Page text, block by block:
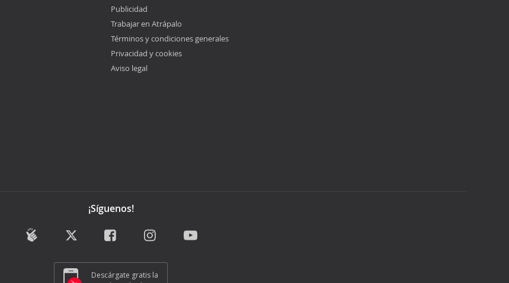
Publicidad
Trabajar en Atrápalo
Términos y condiciones generales
Privacidad y cookies
Aviso legal
¡Síguenos!
Descárgate gratis la